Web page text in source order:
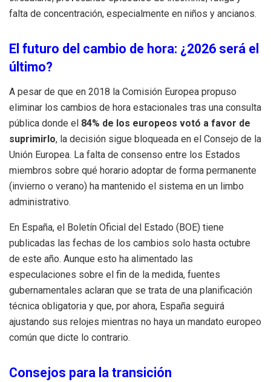
falta de concentración, especialmente en niños y ancianos.
El futuro del cambio de hora: ¿2026 será el
último?
A pesar de que en 2018 la Comisión Europea propuso
eliminar los cambios de hora estacionales tras una consulta
pública donde el 84% de los europeos votó a favor de
suprimirlo, la decisión sigue bloqueada en el Consejo de la
Unión Europea. La falta de consenso entre los Estados
miembros sobre qué horario adoptar de forma permanente
(invierno o verano) ha mantenido el sistema en un limbo
administrativo.
En España, el Boletín Oficial del Estado (BOE) tiene
publicadas las fechas de los cambios solo hasta octubre
de este año. Aunque esto ha alimentado las
especulaciones sobre el fin de la medida, fuentes
gubernamentales aclaran que se trata de una planificación
técnica obligatoria y que, por ahora, España seguirá
ajustando sus relojes mientras no haya un mandato europeo
común que dicte lo contrario.
Consejos para la transición